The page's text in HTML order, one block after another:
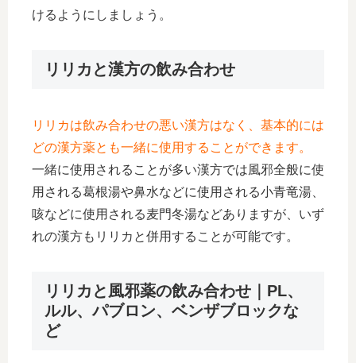
けるようにしましょう。
リリカと漢方の飲み合わせ
リリカは飲み合わせの悪い漢方はなく、基本的には
どの漢方薬とも一緒に使用することができます。
一緒に使用されることが多い漢方では風邪全般に使
用される葛根湯や鼻水などに使用される小青竜湯、
咳などに使用される麦門冬湯などありますが、いず
れの漢方もリリカと併用することが可能です。
リリカと風邪薬の飲み合わせ｜PL、
ルル、パブロン、ベンザブロックな
ど